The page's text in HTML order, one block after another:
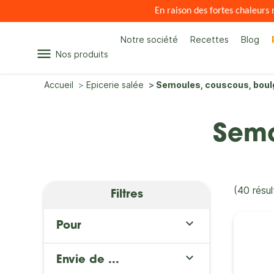
En raison des fortes
menu Nos produits
Notre société Recettes Blog
Accueil Epicerie salée Semoules, couscous,
Filtres
Pour 
Envie de ... 
(40